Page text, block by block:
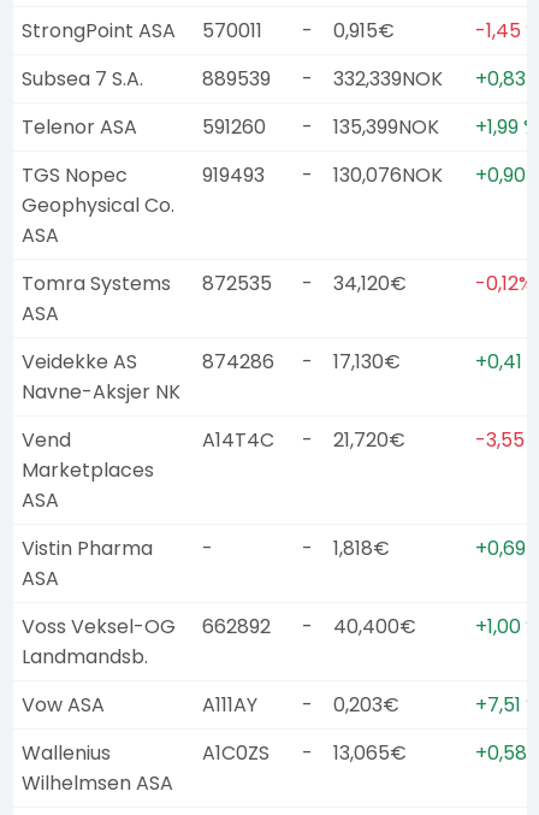
StrongPoint ASA
570011 - 0,915€
-1,45 %
Subsea 7 S.A.
889539 - 332,339NOK
+0,83
Telenor ASA
591260 - 135,399NOK
+1,99 %
TGS Nopec
Geophysical Co.
ASA
919493 - 130,076NOK +0,90
Tomra Systems
ASA
872535 - 34,120€ -0,12%
Veidekke AS
Navne-Aksjer NK
874286 - 17,130€ +0,41
Vend
Marketplaces
ASA
A14T4C - 21,720€ -3,55
Vistin Pharma
ASA
- - 1,818€ +0,69
Voss Veksel-OG
Landmandsb.
662892 - 40,400€ +1,00 %
Vow ASA A111AY - 0,203€
+7,51 %
Wallenius
Wilhelmsen ASA
A1C0ZS - 13,065€